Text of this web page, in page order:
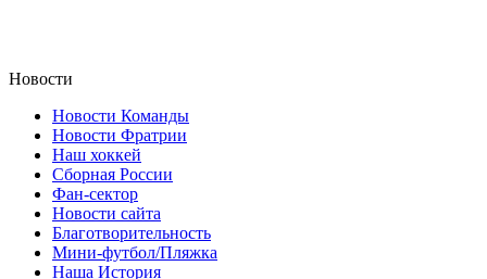
Новости
Новости Команды
Новости Фратрии
Наш хоккей
Сборная России
Фан-cектор
Новости сайта
Благотворительность
Мини-футбол/Пляжка
Наша История